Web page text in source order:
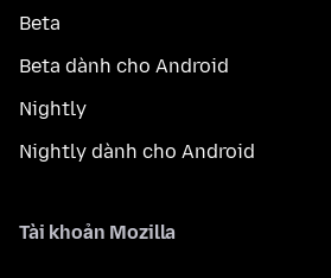
Beta
Beta dành cho Android
Nightly
Nightly dành cho Android
Tài khoản Mozilla